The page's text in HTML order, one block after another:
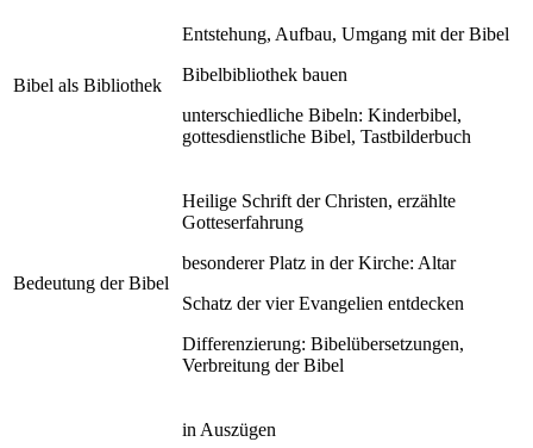
Bibel als Bibliothek
Entstehung, Aufbau, Umgang mit der Bibel
Bibelbibliothek bauen
unterschiedliche Bibeln: Kinderbibel,
gottesdienstliche Bibel, Tastbilderbuch
Bedeutung der Bibel
Heilige Schrift der Christen, erzählte
Gotteserfahrung
besonderer Platz in der Kirche: Altar
Schatz der vier Evangelien entdecken
Differenzierung: Bibelübersetzungen,
Verbreitung der Bibel
in Auszügen